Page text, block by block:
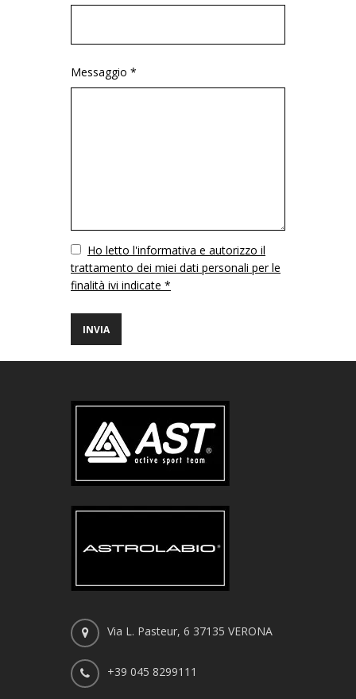
Messaggio *
VuotoHo letto l'informativa e autorizzo il
trattamento dei miei dati personali per le
finalità ivi indicate *
Via L. Pasteur, 6 37135 VERONA
+39 045 8299111